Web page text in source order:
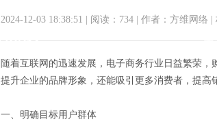
首
2024-12-03 18:38:51 阅读：734 作者：方维网络
随着互联网的迅速发展，电子商务行业日益繁荣
提升企业的品牌形象，还能吸引更多消费者，提高
一、明确目标用户群体